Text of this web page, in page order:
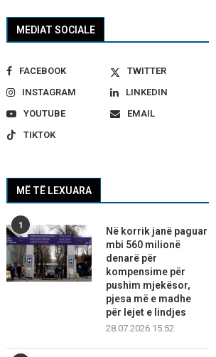
MEDIAT SOCIALE
FACEBOOK
TWITTER
INSTAGRAM
LINKEDIN
YOUTUBE
EMAIL
TIKTOK
MË TË LEXUARA
1
Në korrik janë paguar
mbi 560 milionë
denarë për
kompensime për
pushim mjekësor,
pjesa më e madhe
për lejet e lindjes
28.07.2026 15:52